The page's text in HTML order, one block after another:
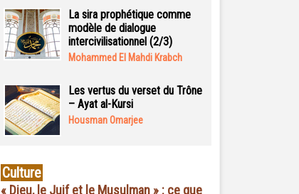
La sira prophétique comme
modèle de dialogue
intercivilisationnel (2/3)
Mohammed El Mahdi Krabch
Les vertus du verset du Trône
– Ayat al-Kursi
Housman Omarjee
Culture
« Dieu, le Juif et le Musulman » : ce que